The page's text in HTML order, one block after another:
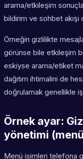
arama/etkileşim
bildirim ve sohbet akışı
Örneğin gizlilikte
görünse bile etkileşim
eskiyse arama/etiket
dağıtım ihtimalini de
doğrulamak genellikle
Örnek ayar:
yönetimi
Menü isimleri telefona